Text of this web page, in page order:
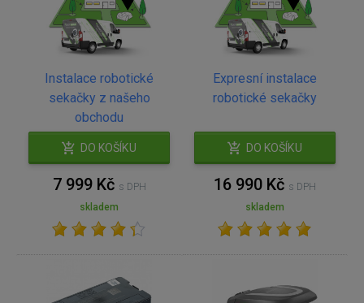
Instalace robotické
sekačky z našeho
obchodu
DO KOŠÍKU
7 999 Kč s DPH
skladem
Expresní instalace
robotické sekačky
DO KOŠÍKU
16 990 Kč s DPH
skladem